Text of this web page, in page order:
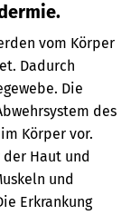
vom Körper
Dadurch
Die
des
Körper vor.
Haut und
und
Erkrankung